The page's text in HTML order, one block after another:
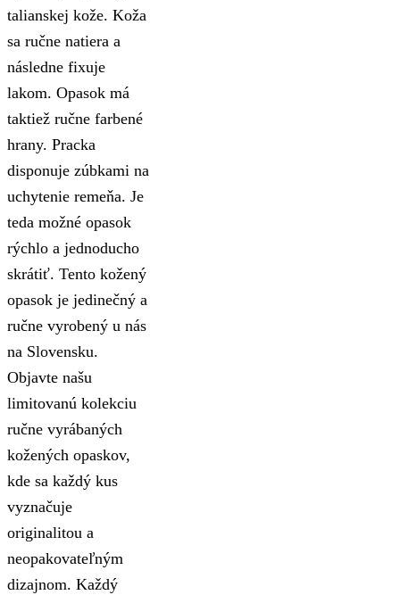
talianskej kože. Koža
sa ručne natiera a
následne fixuje
lakom. Opasok má
taktiež ručne farbené
hrany. Pracka
disponuje zúbkami na
uchytenie remeňa. Je
teda možné opasok
rýchlo a jednoducho
skrátiť. Tento kožený
opasok je jedinečný a
ručne vyrobený u nás
na Slovensku.
Objavte našu
limitovanú kolekciu
ručne vyrábaných
kožených opaskov,
kde sa každý kus
vyznačuje
originalitou a
neopakovateľným
dizajnom. Každý